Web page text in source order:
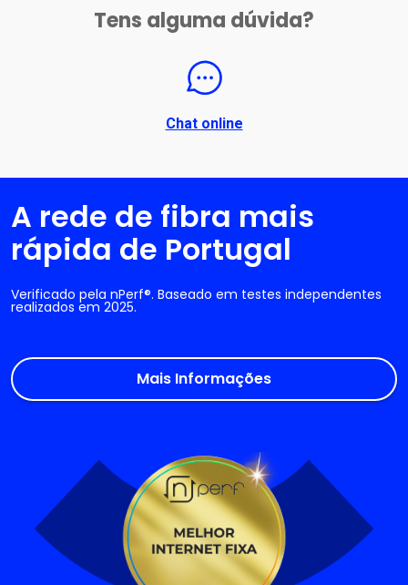
Tens alguma dúvida?
Chat online
A rede de fibra mais
rápida de Portugal
Verificado pela nPerf®. Baseado em testes independentes
realizados em 2025.
Mais Informações